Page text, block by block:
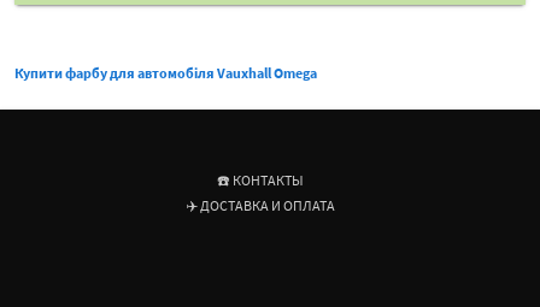
Купити фарбу для автомобіля Vauxhall Omega
☎️ КОНТАКТЫ
✈️ ДОСТАВКА И ОПЛАТА